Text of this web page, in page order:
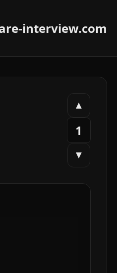
interview.com
▲
1
▼